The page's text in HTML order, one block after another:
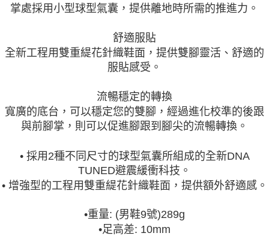
掌處採用小型球型氣囊，提供離地時所需的推進力。
舒適服貼
全新工程用雙重緹花針織鞋面，提供雙腳靈活、舒適的
服貼感受。
流暢穩定的轉換
寬廣的底台，可以穩定您的雙腳，經過進化校準的後跟
與前腳掌，則可以促進腳跟到腳尖的流暢轉換。
• 採用2種不同尺寸的球型氣囊所組成的全新DNA
TUNED避震緩衝科技。
• 增強型的工程用雙重緹花針織鞋面，提供額外舒適感。
•重量: (男鞋9號)289g
•足高差: 10mm